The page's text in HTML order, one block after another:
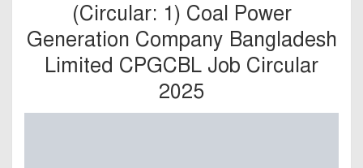
(Circular: 1) Coal Power
Generation Company Bangladesh
Limited CPGCBL Job Circular
2025